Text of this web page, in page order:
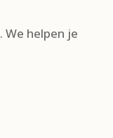
. We helpen je